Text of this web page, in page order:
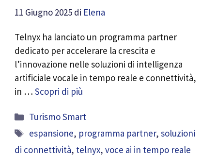
11 Giugno 2025 di Elena
Telnyx ha lanciato un programma partner
dedicato per accelerare la crescita e
l’innovazione nelle soluzioni di intelligenza
artificiale vocale in tempo reale e connettività,
in … Scopri di più
Categorie
Turismo Smart
Tag
espansione, programma partner,soluzioni
di connettività, telnyx, voce ai in tempo reale